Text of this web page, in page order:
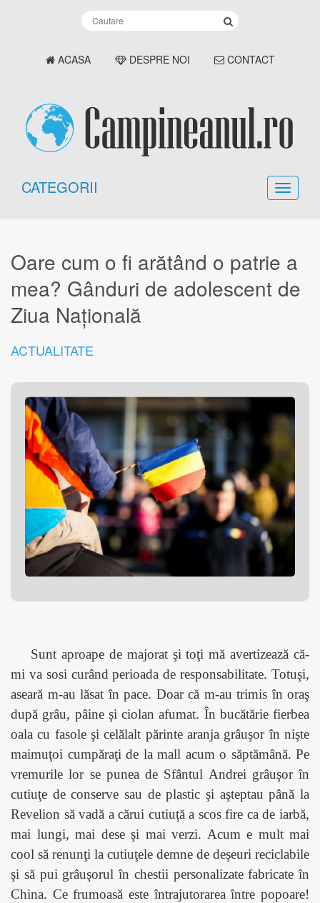
ACASA DESPRE NOI CONTACT
CATEGORII
Oare cum o fi arătând o patrie a
mea? Gânduri de adolescent de
Ziua Națională
ACTUALITATE
Sunt aproape de majorat şi toţi mă avertizează că-
mi va sosi curând perioada de responsabilitate. Totuşi,
aseară m-au lăsat în pace. Doar că m-au trimis în oraş
după grâu, pâine şi ciolan afumat. În bucătărie fierbea
oala cu fasole şi celălalt părinte aranja grâuşor în nişte
maimuţoi cumpăraţi de la mall acum o săptămână. Pe
vremurile lor se punea de Sfântul Andrei grâuşor în
cutiuţe de conserve sau de plastic şi aşteptau până la
Revelion să vadă a cărui cutiuţă a scos fire ca de iarbă,
mai lungi, mai dese şi mai verzi. Acum e mult mai
cool să renunţi la cutiuţele demne de deşeuri reciclabile
şi să pui grâuşorul în chestii personalizate fabricate în
China. Ce frumoasă este întrajutorarea între popoare!